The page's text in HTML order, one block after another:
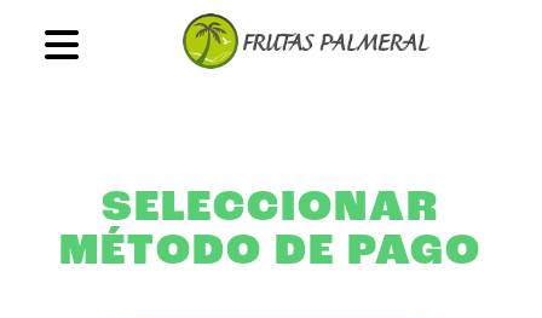
SELECCIONAR
MÉTODO DE PAGO